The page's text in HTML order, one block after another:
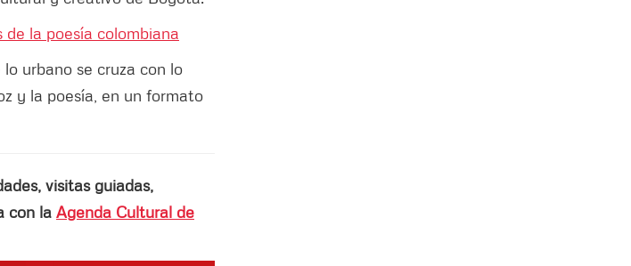
de la poesía colombiana
urbano se cruza con lo
y la poesía, en un formato
visitas guiadas,
con la Agenda Cultural de